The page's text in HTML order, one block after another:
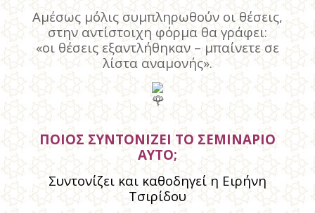
Αμέσως μόλις συμπληρωθούν οι θέσεις,
στην αντίστοιχη φόρμα θα γράφει:
«οι θέσεις εξαντλήθηκαν – μπαίνετε σε
λίστα αναμονής».
ΠΟΙΟΣ ΣΥΝΤΟΝΙΖΕΙ ΤΟ ΣΕΜΙΝΑΡΙΟ
ΑΥΤΟ;
Συντονίζει και καθοδηγεί η Ειρήνη
Τσιρίδου